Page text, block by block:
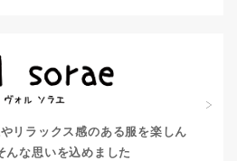
リラックス感のある服を楽しん
んな思いを込めました